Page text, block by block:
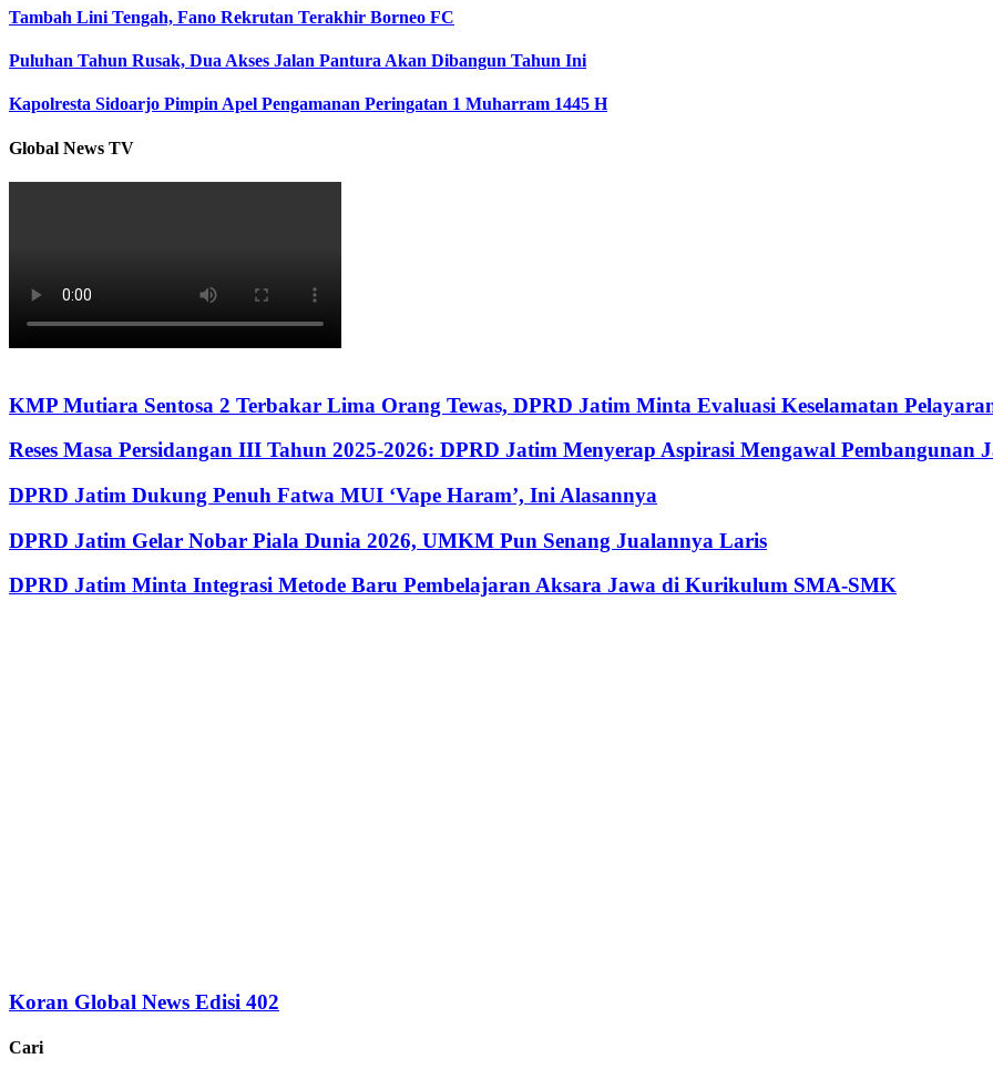
Tambah Lini Tengah, Fano Rekrutan Terakhir Borneo FC
Puluhan Tahun Rusak, Dua Akses Jalan Pantura Akan Dibangun Tahun Ini
Kapolresta Sidoarjo Pimpin Apel Pengamanan Peringatan 1 Muharram 1445 H
Global News TV
KMP Mutiara Sentosa 2 Terbakar Lima Orang Tewas, DPRD Jatim Minta Evaluasi Keselamatan
Reses Masa Persidangan III Tahun 2025-2026: DPRD Jatim Menyerap Aspirasi Mengawal Pembangunan
DPRD Jatim Dukung Penuh Fatwa MUI ‘Vape Haram’, Ini Alasannya
DPRD Jatim Gelar Nobar Piala Dunia 2026, UMKM Pun Senang Jualannya Laris
DPRD Jatim Minta Integrasi Metode Baru Pembelajaran Aksara Jawa di Kurikulum SMA-SMK
Koran Global News Edisi 402
Cari